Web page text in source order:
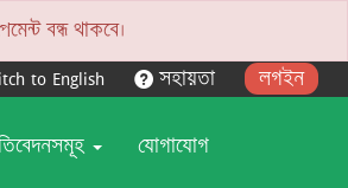
বন্ধ থাকবে।
to English সহায়তা লগইন
যোগাযোগ